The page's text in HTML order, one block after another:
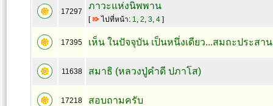
17297
ภาวะแห่งนิพพาน
[ ไปที่หน้า: 1, 2, 3, 4]
17395 เห็น ในปัจจุบัน เป็นหนึ่งเดียว...สมถะประสา
11638 สมาธิ (หลวงปู่คำดี ปภาโส)
17218 สอบถามครับ